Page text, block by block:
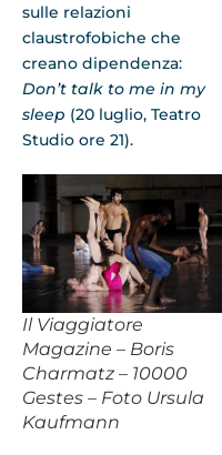
sulle relazioni
claustrofobiche che
creano dipendenza:
Don’t talk to me in my
sleep (20 luglio, Teatro
Studio ore 21).
Il Viaggiatore
Magazine – Boris
Charmatz – 10000
Gestes – Foto Ursula
Kaufmann